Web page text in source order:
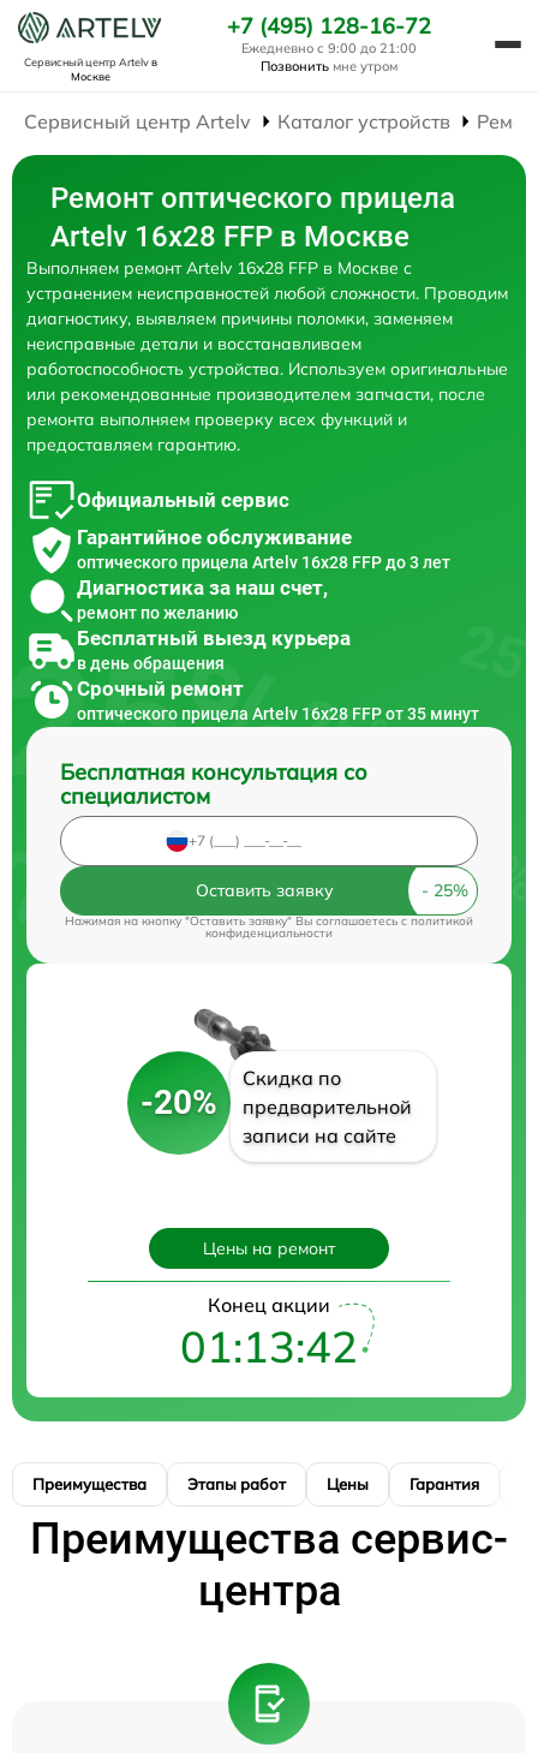
Сервисный центр Artelvв
Москве
+7 (495) 128-16-72
Ежедневно с 9:00 до 21:00
Позвонить мне утром
Сервисный центр Artelv Каталог устройств
Ремонт оптического прицела
Artelv 16x28 FFP в Москве
Выполняем ремонт Artelv 16x28 FFP в Москве с
устранением неисправностей любой сложности. Проводим
диагностику, выявляем причины поломки, заменяем
неисправные детали и восстанавливаем
работоспособность устройства. Используем оригинальные
или рекомендованные производителем запчасти, после
ремонта выполняем проверку всех функций и
предоставляем гарантию.
Официальный сервис
Гарантийное обслуживание
оптического прицела Artelv 16x28 FFP до 3 лет
Диагностика за наш счет,
ремонт по желанию
Бесплатный выезд курьера
в день обращения
Срочный ремонт
оптического прицела Artelv 16x28 FFP от 35 минут
Бесплатная консультация со
специалистом
Оставить заявку
Нажимая на кнопку "Оставить заявку" Вы соглашаетесь cполитикой
конфиденциальности
-20%
Скидка по
предварительной
записи на сайте
Цены на ремонт
Конец акции
01:13:41
Преимущества Этапы работ Цены Гарантия
Преимущества сервис-
центра